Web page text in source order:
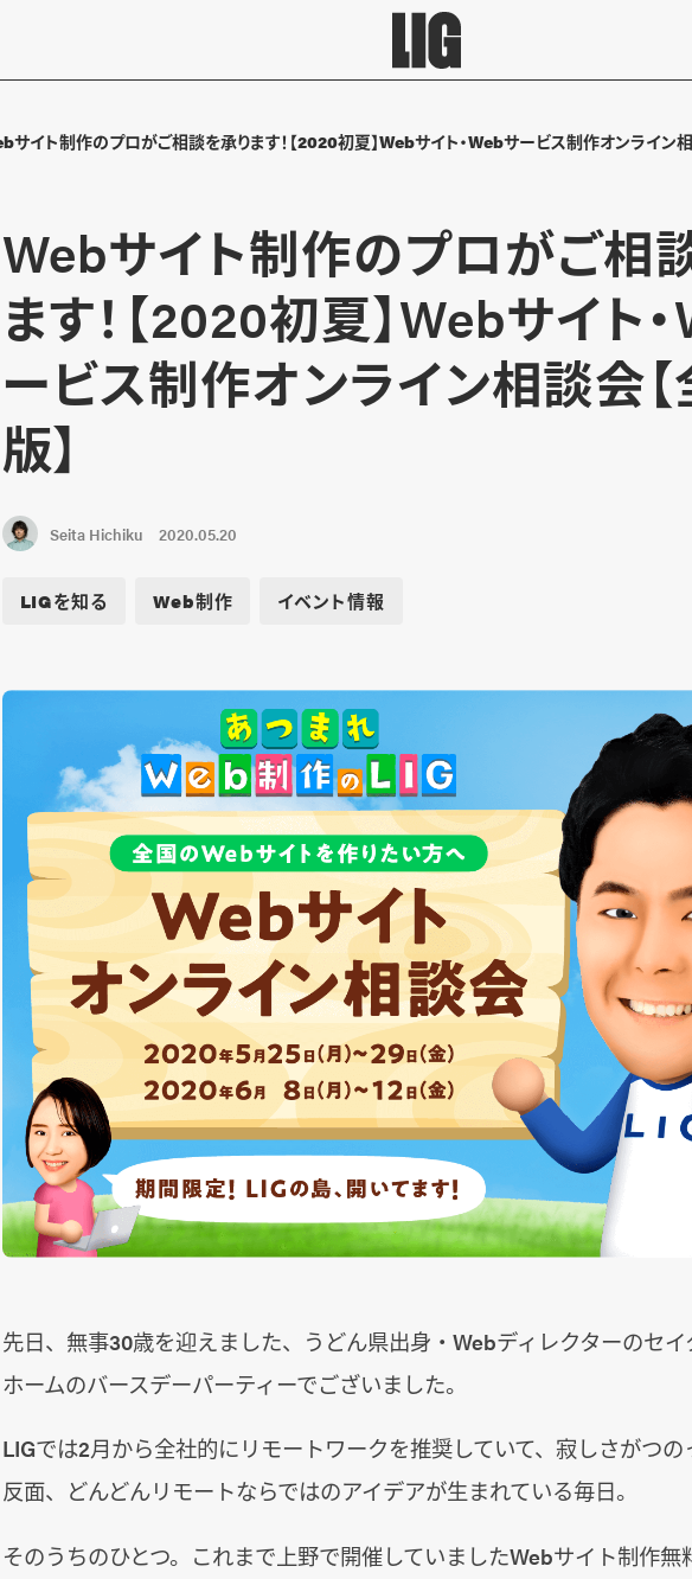
サイト制作のプロがご相談を承ります！【2020初夏】Webサイト・Webサービス制作オンライン相
Webサイト制作のプロがご相
ます！【2020初夏】Webサイト
ービス制作オンライン相談会
版】
Seita Hichiku 2020.05.20
LIGを知る Web制作 イベント情報
先日、無事30歳を迎えました、うどん県出身・Webディレクターのセイ
ホームのバースデーパーティーでございました。
LIGでは2月から全社的にリモートワークを推奨していて、寂しさがつの
反面、どんどんリモートならではのアイデアが生まれている毎日。
そのうちのひとつ。これまで上野で開催していましたWebサイト制作無